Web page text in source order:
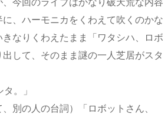
今回のライブはかなり破天荒な内容
、ハーモニカをくわえて吹くのかな
きなりくわえたまま「ワタシハ、ロボ
して、そのまま謎の一人芝居がスタ
。」
、別の人の台詞）「ロボットさん、